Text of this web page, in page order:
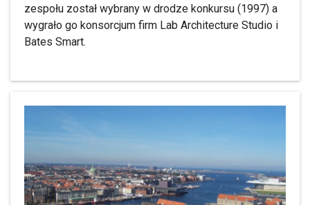
zespołu został wybrany w drodze konkursu (1997) a
wygrało go konsorcjum firm Lab Architecture Studio i
Bates Smart.